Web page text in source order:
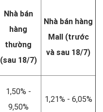
Nhà bán
hàng
thường
(sau 18/7)
Nhà bán hàng
Mall (trước
và sau 18/7)
1,50% -
9,50%
1,21% - 6,05%